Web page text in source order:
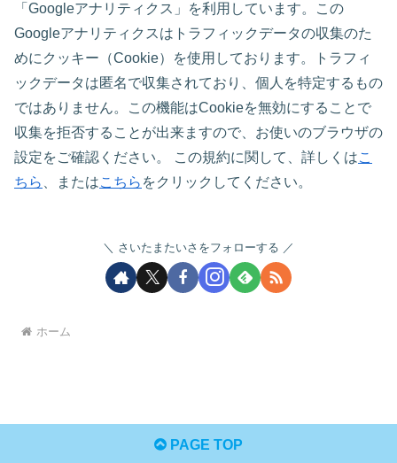
「Googleアナリティクス」を利用しています。この
Googleアナリティクスはトラフィックデータの収集のた
めにクッキー（Cookie）を使用しております。トラフィ
ックデータは匿名で収集されており、個人を特定するもの
ではありません。この機能はCookieを無効にすることで
収集を拒否することが出来ますので、お使いのブラウザの
設定をご確認ください。 この規約に関して、詳しくはこ
ちら
、またはこちら をクリックしてください。
さいたまたいさをフォローする
ホーム
PAGE TOP